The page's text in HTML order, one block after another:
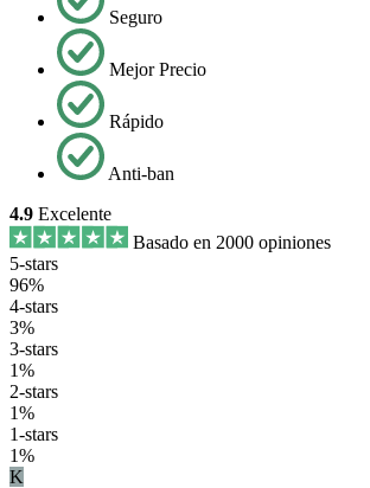
Seguro
Mejor Precio
Rápido
Anti-ban
4.9 Excelente
Basado en 2000 opiniones
5-stars
96%
4-stars
3%
3-stars
1%
2-stars
1%
1-stars
1%
K